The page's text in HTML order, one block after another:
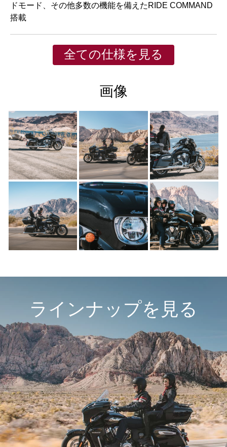
ドモード、その他多数の機能を備えたRIDE COMMAND
搭載
全ての仕様を見る
画像
ラインナップを見る